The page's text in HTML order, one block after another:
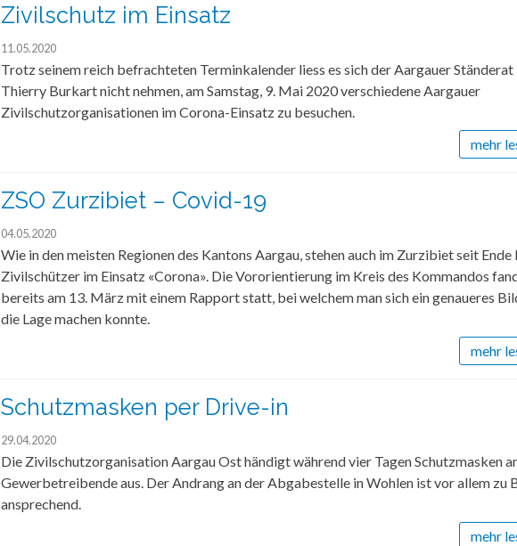
Zivilschutz im Einsatz
11.05.2020
Trotz seinem reich befrachteten Terminkalender liess es sich der Aargauer Ständerat
Thierry Burkart nicht nehmen, am Samstag, 9. Mai 2020 verschiedene Aargauer
Zivilschutzorganisationen im Corona-Einsatz zu besuchen.
mehr
ZSO Zurzibiet – Covid-19
04.05.2020
Wie in den meisten Regionen des Kantons Aargau, stehen auch im Zurzibiet seit
Zivilschützer im Einsatz «Corona». Die Vororientierung im Kreis des Kommandos
bereits am 13. März mit einem Rapport statt, bei welchem man sich ein genaueres
die Lage machen konnte.
mehr
Schutzmasken per Drive-in
29.04.2020
Die Zivilschutzorganisation Aargau Ost händigt während vier Tagen Schutzmasken
Gewerbetreibende aus. Der Andrang an der Abgabestelle in Wohlen ist vor allem zu
ansprechend.
mehr